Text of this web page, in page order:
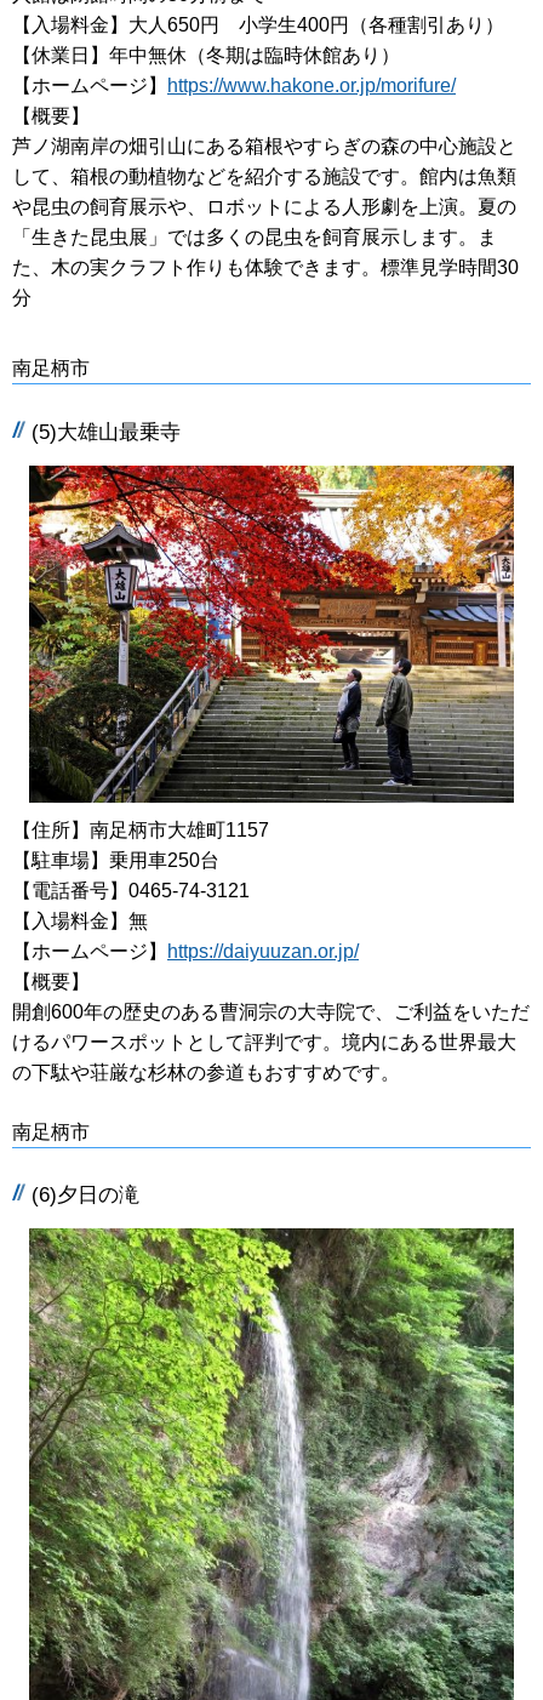
【入場料金】大人650円 小学生400円（各種割引あり）
【休業日】年中無休（冬期は臨時休館あり）
【ホームページ】
https://www.hakone.or.jp/morifure/
【概要】
芦ノ湖南岸の畑引山にある箱根やすらぎの森の中心施設と
して、箱根の動植物などを紹介する施設です。館内は魚類
や昆虫の飼育展示や、ロボットによる人形劇を上演。夏の
「生きた昆虫展」では多くの昆虫を飼育展示します。ま
た、木の実クラフト作りも体験できます。標準見学時間30
分
南足柄市
(5)大雄山最乗寺
【住所】南足柄市大雄町1157
【駐車場】乗用車250台
【電話番号】0465-74-3121
【入場料金】無
【ホームページ】
https://daiyuuzan.or.jp/
【概要】
開創600年の歴史のある曹洞宗の大寺院で、ご利益をいただ
けるパワースポットとして評判です。境内にある世界最大
の下駄や荘厳な杉林の参道もおすすめです。
南足柄市
(6)夕日の滝